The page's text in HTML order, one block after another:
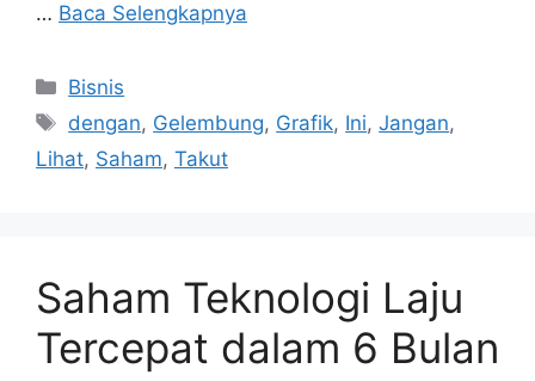
… Baca Selengkapnya
Kategori
Bisnis
Tag
dengan, Gelembung, Grafik, Ini,Jangan,
Lihat, Saham, Takut
Saham Teknologi Laju
Tercepat dalam 6 Bulan